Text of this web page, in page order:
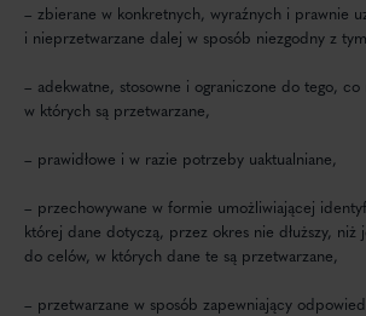
– zbierane w konkretnych, wyraźnych i prawnie
i nieprzetwarzane dalej w sposób niezgodny z
– adekwatne, stosowne i ograniczone do tego,
w których są przetwarzane,
– prawidłowe i w razie potrzeby uaktualniane,
– przechowywane w formie umożliwiającej
której dane dotyczą, przez okres nie dłuższy, niż
do celów, w których dane te są przetwarzane,
– przetwarzane w sposób zapewniający